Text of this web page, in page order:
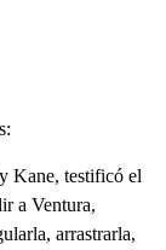
Kane, testificó el
a Ventura,
arrastrarla,